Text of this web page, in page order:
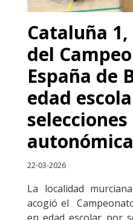
Cataluña
del
España de
edad
selecciones
22-03-2026
La localidad
acogió el